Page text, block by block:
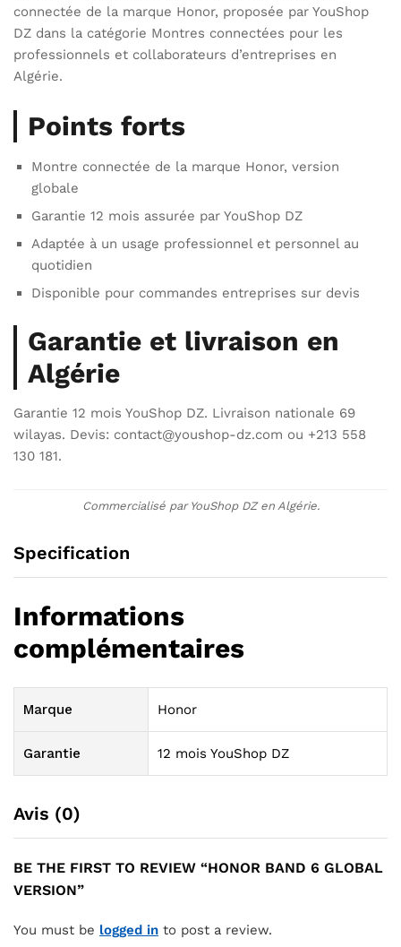
connectée de la marque Honor, proposée par YouShop
DZ dans la catégorie Montres connectées pour les
professionnels et collaborateurs d’entreprises en
Algérie.
Points forts
Montre connectée de la marque Honor, version
globale
Garantie 12 mois assurée par YouShop DZ
Adaptée à un usage professionnel et personnel au
quotidien
Disponible pour commandes entreprises sur devis
Garantie et livraison en
Algérie
Garantie 12 mois YouShop DZ. Livraison nationale 69
wilayas. Devis: contact@youshop-dz.com ou +213 558
130 181.
Commercialisé par YouShop DZ en Algérie.
Specification
Informations
complémentaires
Marque Honor
Garantie 12 mois YouShop DZ
Avis (0)
BE THE FIRST TO REVIEW “HONOR BAND 6 GLOBAL
VERSION”
You must be logged in to post a review.